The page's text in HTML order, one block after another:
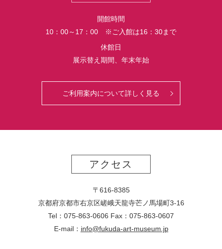
開館時間
10：00～17：00 ※ご入館は16：30まで
休館日
展示替え期間、年末年始
ご利用案内について詳しく見る
アクセス
〒616-8385
京都府京都市右京区嵯峨天龍寺芒ノ馬場町3-16
Tel：075-863-0606 Fax：075-863-0607
E-mail： info@fukuda-art-museum.jp